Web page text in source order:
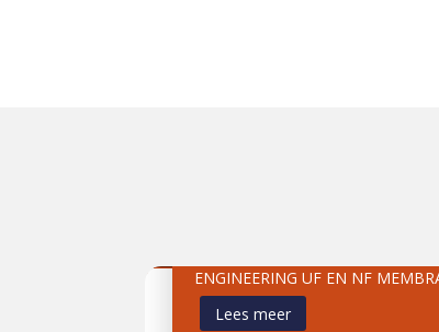
ENGINEERING UF EN NF
Lees meer